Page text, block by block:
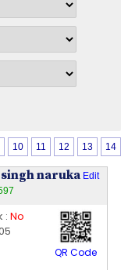
10 11 12 13 14
naruka Edit
: No
QR Code